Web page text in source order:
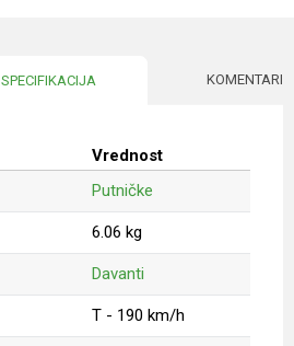
SPECIFIKACIJA KOMENTARI
Vrednost
Putničke
6.06 kg
Davanti
T - 190 km/h